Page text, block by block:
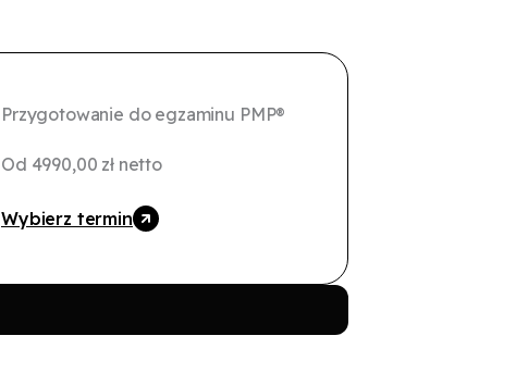
Przygotowanie do egzaminu PMP®
Od 4990,00 złnetto
Wybierz termin